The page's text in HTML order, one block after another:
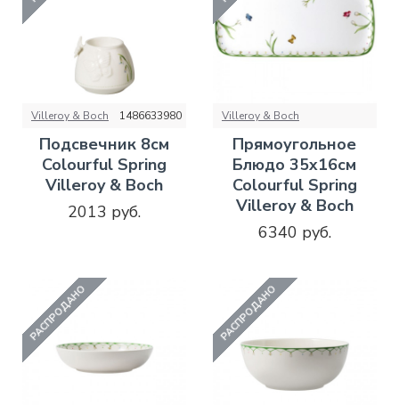
Villeroy & Boch 1486633980
Подсвечник 8см
Colourful Spring
Villeroy & Boch
2013 руб.
Villeroy & Boch
Прямоугольное
Блюдо 35x16см
Colourful Spring
Villeroy & Boch
6340 руб.
РАСПРОДАНО РАСПРОДАНО